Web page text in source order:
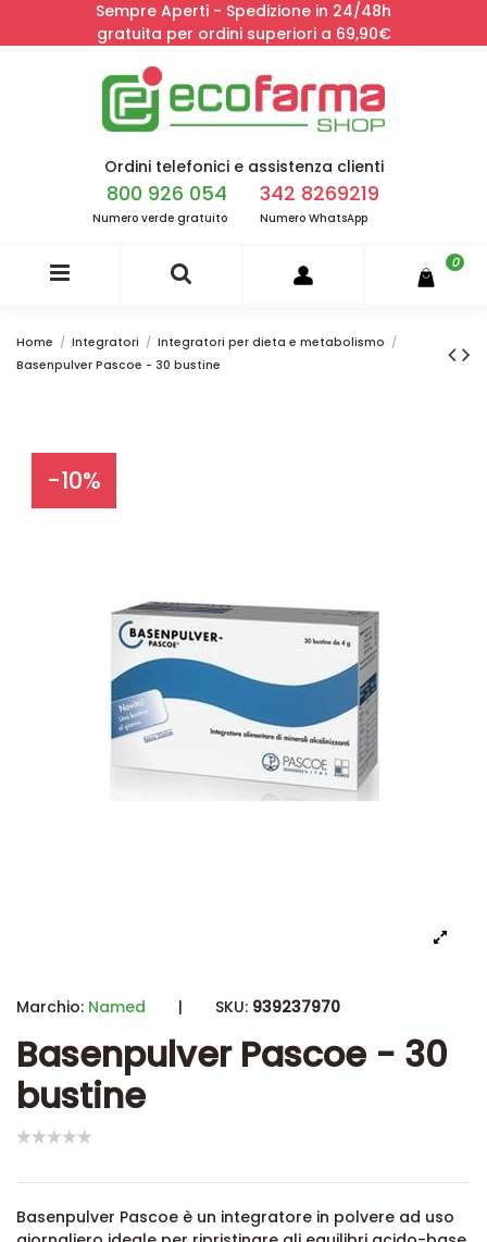
Sempre Aperti - Spedizione in 24/48h
gratuita per ordini superiori a 69,90€
Ordini telefonici e assistenza clienti
800 926 054
Numero verde gratuito
342 8269219
Numero WhatsApp
0
Home Integratori
Integratori per dieta e metabolismo
Basenpulver Pascoe - 30 bustine
-10%
Marchio: Named | SKU: 939237970
Basenpulver Pascoe - 30
bustine
Basenpulver Pascoe è un integratore in polvere ad uso